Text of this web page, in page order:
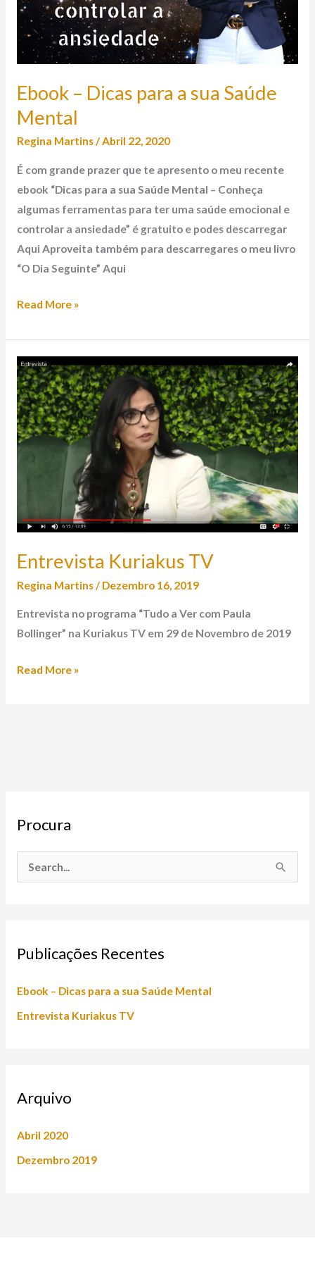
Ebook – Dicas para a sua Saúde
Mental
Regina Martins/Abril 22, 2020
É com grande prazer que te apresento o meu recente
ebook “Dicas para a sua Saúde Mental – Conheça
algumas ferramentas para ter uma saúde emocional e
controlar a ansiedade” é gratuito e podes descarregar
Aqui Aproveita também para descarregares o meu livro
“O Dia Seguinte” Aqui
Read More »
Entrevista Kuriakus TV
Regina Martins/ Dezembro 16, 2019
Entrevista no programa “Tudo a Ver com Paula
Bollinger” na Kuriakus TV em 29 de Novembro de 2019
Entrevista
Kuriakus
TV
Read More »
Procura
c
o
Publicações Recentes
Ebook – Dicas para a sua Saúde Mental
Entrevista Kuriakus TV
Arquivo
Abril 2020
Dezembro 2019